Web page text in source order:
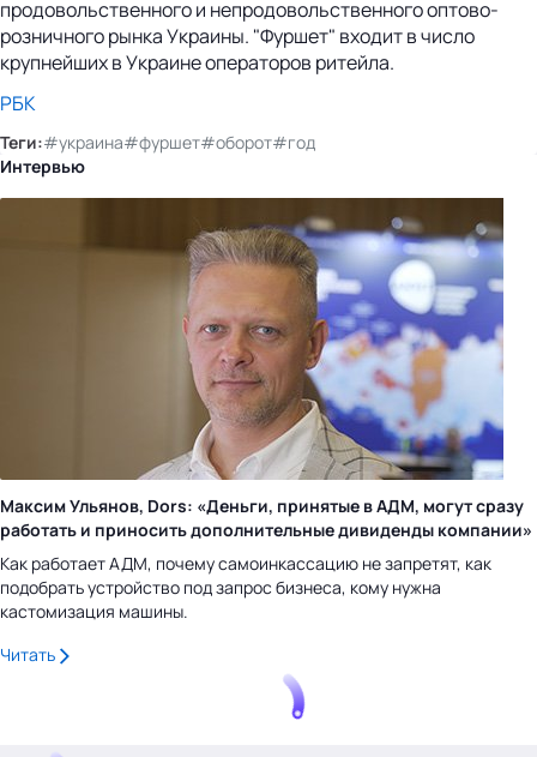
продовольственного и непродовольственного оптово-
розничного рынка Украины. "Фуршет" входит в число
крупнейших в Украине операторов ритейла.
РБК
Теги:#украина#фуршет#оборот#год
Интервью
Максим Ульянов, Dors: «Деньги, принятые в АДМ, могут сразу
работать и приносить дополнительные дивиденды компании»
Как работает АДМ, почему самоинкассацию не запретят, как
подобрать устройство под запрос бизнеса, кому нужна
кастомизация машины.
Читать